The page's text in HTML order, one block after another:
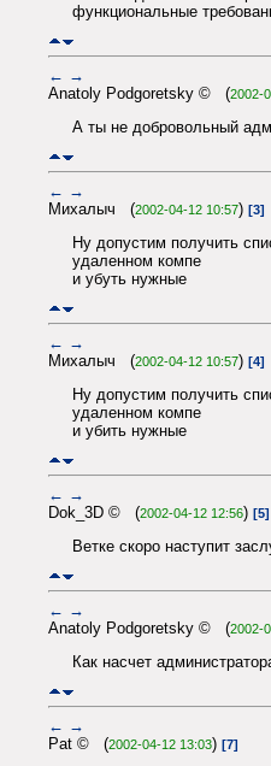
функциональные
← →
Anatoly Podgoretsky © (2002-
А ты не добровольный
← →
Михалыч (2002-04-12 10:57) [3]
Ну допустим получить
удаленном компе
и убуть нужные
← →
Михалыч (2002-04-12 10:57) [4]
Ну допустим получить
удаленном компе
и убить нужные
← →
Dok_3D © (2002-04-12 12:56) [5]
Ветке скоро наступит
← →
Anatoly Podgoretsky © (2002-
Как насчет
← →
Pat © (2002-04-12 13:03) [7]